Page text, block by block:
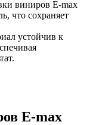
виниров E-max
что сохраняет
устойчив к
E-max